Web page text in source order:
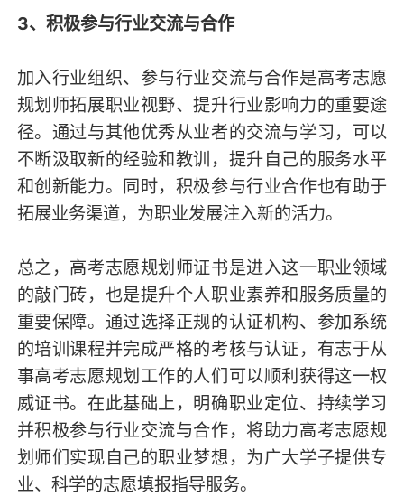
3、积极参与行业交流与合作
加入行业组织、参与行业交流与合作是高考志愿
规划师拓展职业视野、提升行业影响力的重要途
径。通过与其他优秀从业者的交流与学习，可以
不断汲取新的经验和教训，提升自己的服务水平
和创新能力。同时，积极参与行业合作也有助于
拓展业务渠道，为职业发展注入新的活力。
总之，高考志愿规划师证书是进入这一职业领域
的敲门砖，也是提升个人职业素养和服务质量的
重要保障。通过选择正规的认证机构、参加系统
的培训课程并完成严格的考核与认证，有志于从
事高考志愿规划工作的人们可以顺利获得这一权
威证书。在此基础上，明确职业定位、持续学习
并积极参与行业交流与合作，将助力高考志愿规
划师们实现自己的职业梦想，为广大学子提供专
业、科学的志愿填报指导服务。